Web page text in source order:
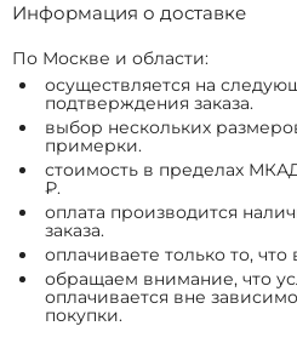
Информация о доставке
По Москве и области:
осуществляется на
подтверждения заказа.
выбор нескольких
примерки.
стоимость в пределах
₽.
оплата производится
заказа.
оплачиваете только то,
обращаем внимание, что
оплачивается вне
покупки.